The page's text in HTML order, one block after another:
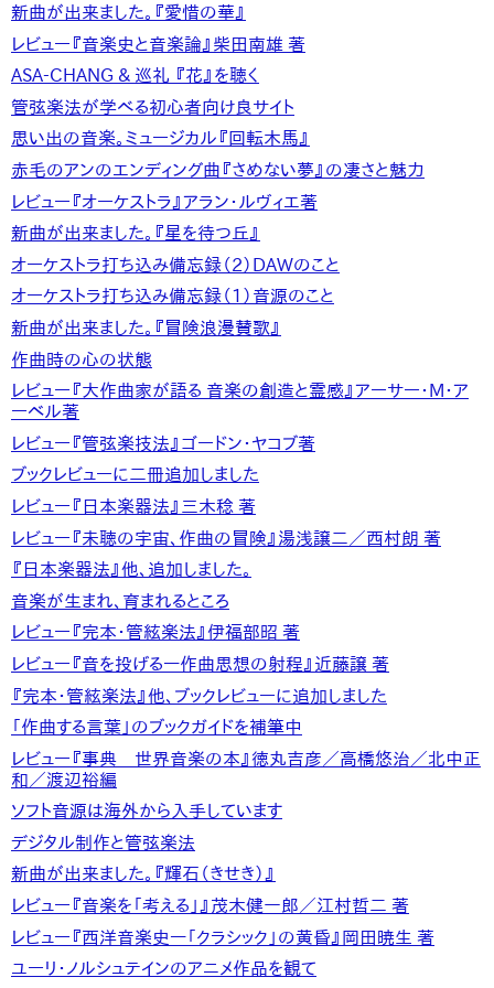
新曲が出来ました。『愛惜の華』
レビュー『音楽史と音楽論』柴田南雄 著
ASA-CHANG & 巡礼 『花』を聴く
管弦楽法が学べる初心者向け良サイト
思い出の音楽。ミュージカル『回転木馬』
赤毛のアンのエンディング曲『さめない夢』の凄さと魅力
レビュー『オーケストラ』アラン・ルヴィエ著
新曲が出来ました。『星を待つ丘』
オーケストラ打ち込み備忘録（2）DAWのこと
オーケストラ打ち込み備忘録（1）音源のこと
新曲が出来ました。『冒険浪漫賛歌』
作曲時の心の状態
レビュー『大作曲家が語る 音楽の創造と霊感』アーサー・M・ア
ーベル著
レビュー『管弦楽技法』ゴードン・ヤコブ著
ブックレビューに二冊追加しました
レビュー『日本楽器法』三木稔 著
レビュー『未聴の宇宙、作曲の冒険』湯浅譲二／西村朗 著
『日本楽器法』他、追加しました。
音楽が生まれ、育まれるところ
レビュー『完本・管絃楽法』伊福部昭 著
レビュー『音を投げる―作曲思想の射程』近藤譲 著
『完本・管絃楽法』他、ブックレビューに追加しました
「作曲する言葉」のブックガイドを補筆中
レビュー『事典 世界音楽の本』徳丸吉彦／高橋悠治／北中正
和／渡辺裕編
ソフト音源は海外から入手しています
デジタル制作と管弦楽法
新曲が出来ました。『輝石（きせき）』
レビュー『音楽を「考える」』茂木健一郎／江村哲二 著
レビュー『西洋音楽史―「クラシック」の黄昏』岡田暁生 著
ユーリ・ノルシュテインのアニメ作品を観て